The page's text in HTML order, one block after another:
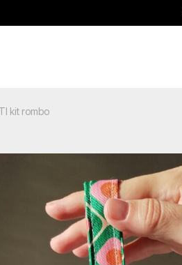
kit rombo